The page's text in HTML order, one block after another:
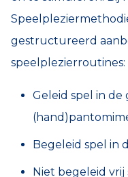
gestructureerd
speelplezierroutines:
Geleid spel in
Begeleid spel in
Niet begeleid vrij